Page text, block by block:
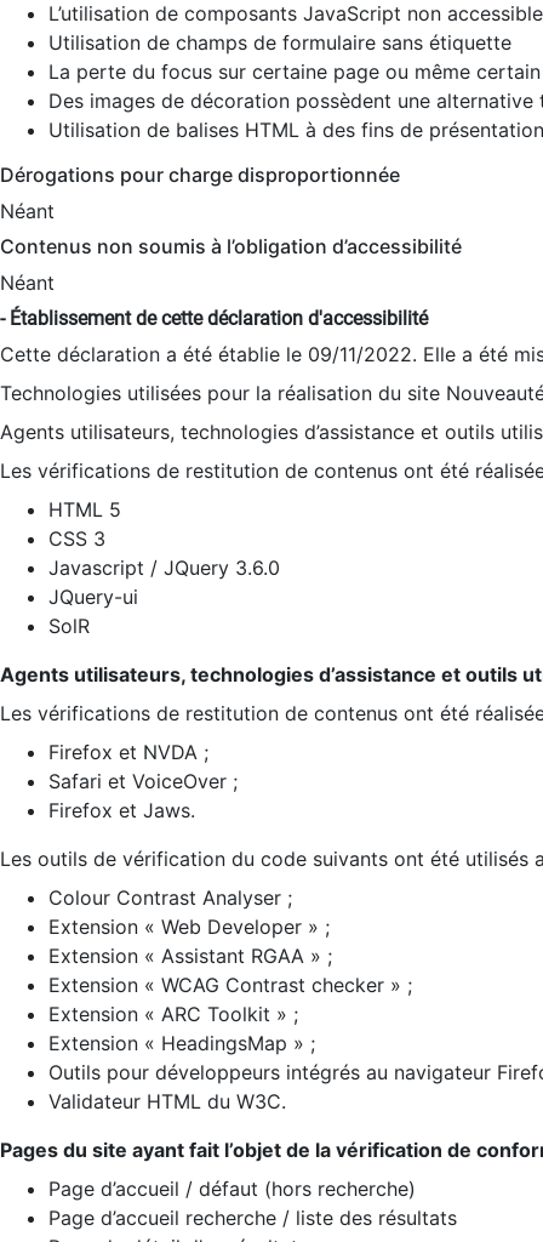
L’utilisation de composants JavaScript non
Utilisation de champs de formulaire sans étiquette
La perte du focus sur certaine page ou même
Des images de décoration possèdent une alternative
Utilisation de balises HTML à des fins de
Dérogations pour charge disproportionnée
Néant
Contenus non soumis à l’obligation d’accessibilité
Néant
- Établissement de cette déclaration d'accessibilité
Cette déclaration a été établie le 09/11/2022. Elle a été
Technologies utilisées pour la réalisation du site
Agents utilisateurs, technologies d’assistance et outils
Les vérifications de restitution de contenus ont été
HTML 5
CSS 3
Javascript / JQuery 3.6.0
JQuery-ui
SolR
Agents utilisateurs, technologies d’assistance et outils
Les vérifications de restitution de contenus ont été
Firefox et NVDA ;
Safari et VoiceOver ;
Firefox et Jaws.
Les outils de vérification du code suivants ont été utilisés
Colour Contrast Analyser ;
Extension « Web Developer » ;
Extension « Assistant RGAA » ;
Extension « WCAG Contrast checker » ;
Extension « ARC Toolkit » ;
Extension « HeadingsMap » ;
Outils pour développeurs intégrés au navigateur
Validateur HTML du W3C.
Pages du site ayant fait l’objet de la vérification de
Page d’accueil / défaut (hors recherche)
Page d’accueil recherche / liste des résultats